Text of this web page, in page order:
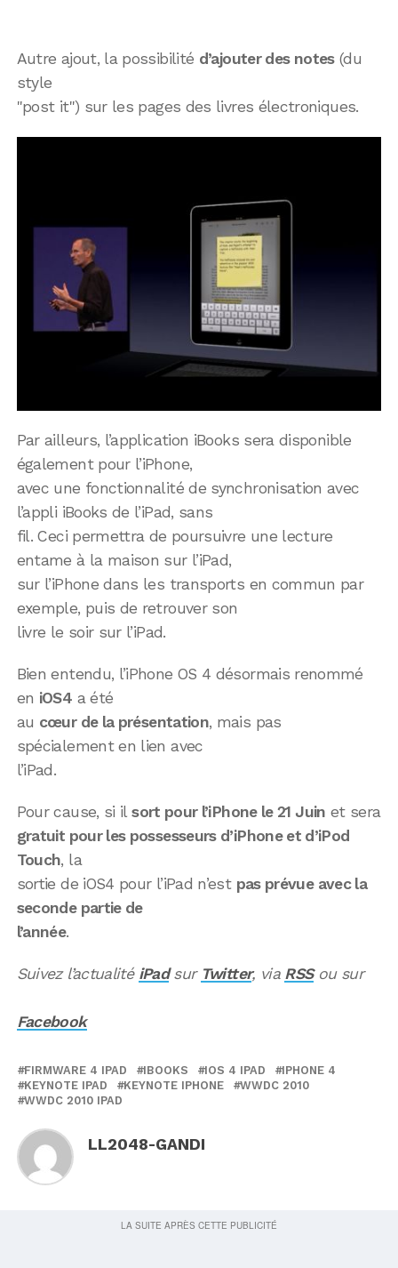
Autre ajout, la possibilité d’ajouter des notes(du
style
"post it") sur les pages des livres électroniques.
Par ailleurs, l’application iBooks sera disponible
également pour l’iPhone,
avec une fonctionnalité de synchronisation avec
l’appli iBooks de l’iPad, sans
fil. Ceci permettra de poursuivre une lecture
entame à la maison sur l’iPad,
sur l’iPhone dans les transports en commun par
exemple, puis de retrouver son
livre le soir sur l’iPad.
Bien entendu, l’iPhone OS 4 désormais renommé
en iOS4 a été
au cœur de la présentation, mais pas
spécialement en lien avec
l’iPad.
Pour cause, si ilsort pour l’iPhone le 21 Juin et sera
gratuit pour les possesseurs d’iPhone et d’iPod
Touch, la
sortie de iOS4 pour l’iPad n’est pas prévue avec la
seconde partie de
l’année.
Suivez l’actualité iPadsur Twitter, via RSSou sur
Facebook
FIRMWARE 4 IPAD IBOOKS IOS 4 IPAD
IPHONE 4
KEYNOTE IPAD
KEYNOTE IPHONE
WWDC 2010
WWDC 2010 IPAD
LL2048-GANDI